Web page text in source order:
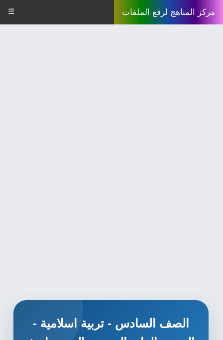
مركز المناهج لرفع الملفات ☰
الصف السادس - تربية اسلامية -